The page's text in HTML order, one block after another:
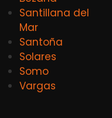
Santillana del
Mar
Santoña
Solares
Somo
Vargas